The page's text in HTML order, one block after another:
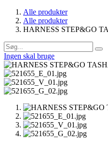
Alle produkter
Alle produkter
HARNESS STEP&GO
Ingen skal bruge